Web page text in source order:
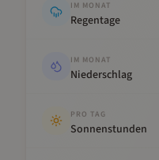
IM MONAT
Regentage
IM MONAT
Niederschlag
PRO TAG
Sonnenstunden